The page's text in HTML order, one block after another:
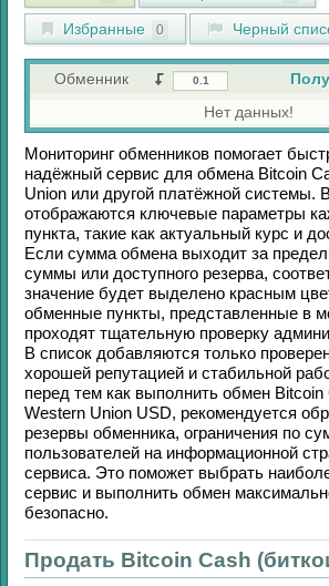
Избранные 0 Черный
Обменник
Нет данных!
Мониторинг обменников помогает
надёжный сервис для обмена Bitcoin
Union или другой платёжной системы.
отображаются ключевые параметры
пункта, такие как актуальный курс и
Если сумма обмена выходит за
суммы или доступного резерва,
значение будет выделено красным
обменные пункты, представленные в
проходят тщательную проверку
В список добавляются только
хорошей репутацией и стабильной
перед тем как выполнить обмен Bitcoin
Western Union USD, рекомендуется
резервы обменника, ограничения по
пользователей на информационной
сервиса. Это поможет выбрать
сервис и выполнить обмен
безопасно.
Продать Bitcoin Cash